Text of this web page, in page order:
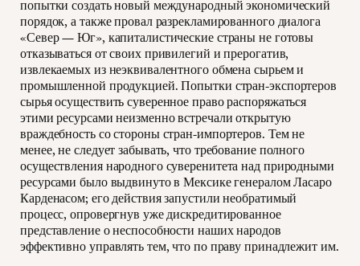
попытки создать новый международный экономический
порядок, а также провал разрекламированного диалога
«Север — Юг», капиталистические страны не готовы
отказываться от своих привилегий и прерогатив,
извлекаемых из неэквивалентного обмена сырьем и
промышленной продукцией. Попытки стран-экспортеров
сырья осуществить суверенное право распоряжаться
этими ресурсами неизменно встречали открытую
враждебность со стороны стран-импортеров. Тем не
менее, не следует забывать, что требование полного
осуществления народного суверенитета над природными
ресурсами было выдвинуто в Мексике генералом Ласаро
Карденасом; его действия запустили необратимый
процесс, опровергнув уже дискредитированное
представление о неспособности наших народов
эффективно управлять тем, что по праву принадлежит им.